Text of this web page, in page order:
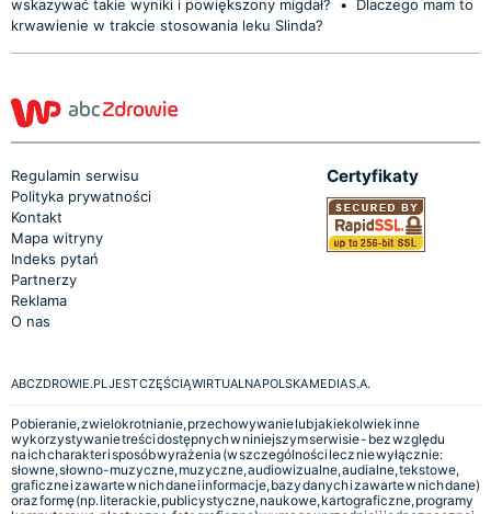
wskazywać takie wyniki i powiększony migdał?
•
Dlaczego mam to
krwawienie w trakcie stosowania leku Slinda?
Regulamin serwisu
Polityka prywatności
Kontakt
Mapa witryny
Indeks pytań
Partnerzy
Reklama
O nas
Certyfikaty
ABCZDROWIE.PL JEST CZĘŚCIĄ WIRTUALNA POLSKA MEDIA S.A.
Pobieranie, zwielokrotnianie, przechowywanie lub jakiekolwiek inne
wykorzystywanie treści dostępnych w niniejszym serwisie - bez względu
na ich charakter i sposób wyrażenia (w szczególności lecz nie wyłącznie:
słowne, słowno-muzyczne, muzyczne, audiowizualne, audialne, tekstowe,
graficzne i zawarte w nich dane i informacje, bazy danych i zawarte w nich dane)
oraz formę (np. literackie, publicystyczne, naukowe, kartograficzne, programy